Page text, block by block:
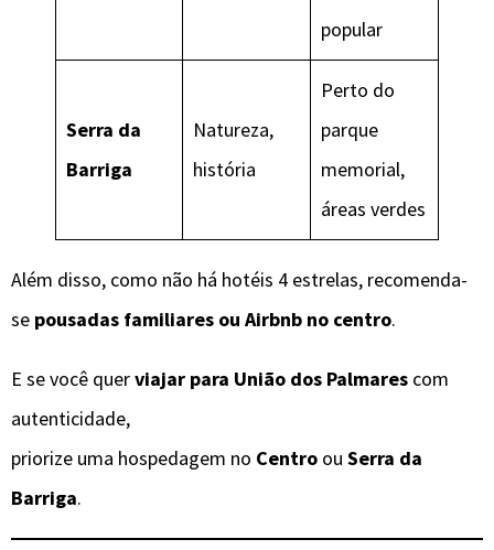
popular
Serra da
Barriga
Natureza,
história
Perto do
parque
memorial,
áreas verdes
Além disso, como não há hotéis 4 estrelas, recomenda-
se pousadas familiares ou Airbnb no centro.
E se você querviajar para União dos Palmares com
autenticidade,
priorize uma hospedagem no Centro ou Serra da
Barriga.